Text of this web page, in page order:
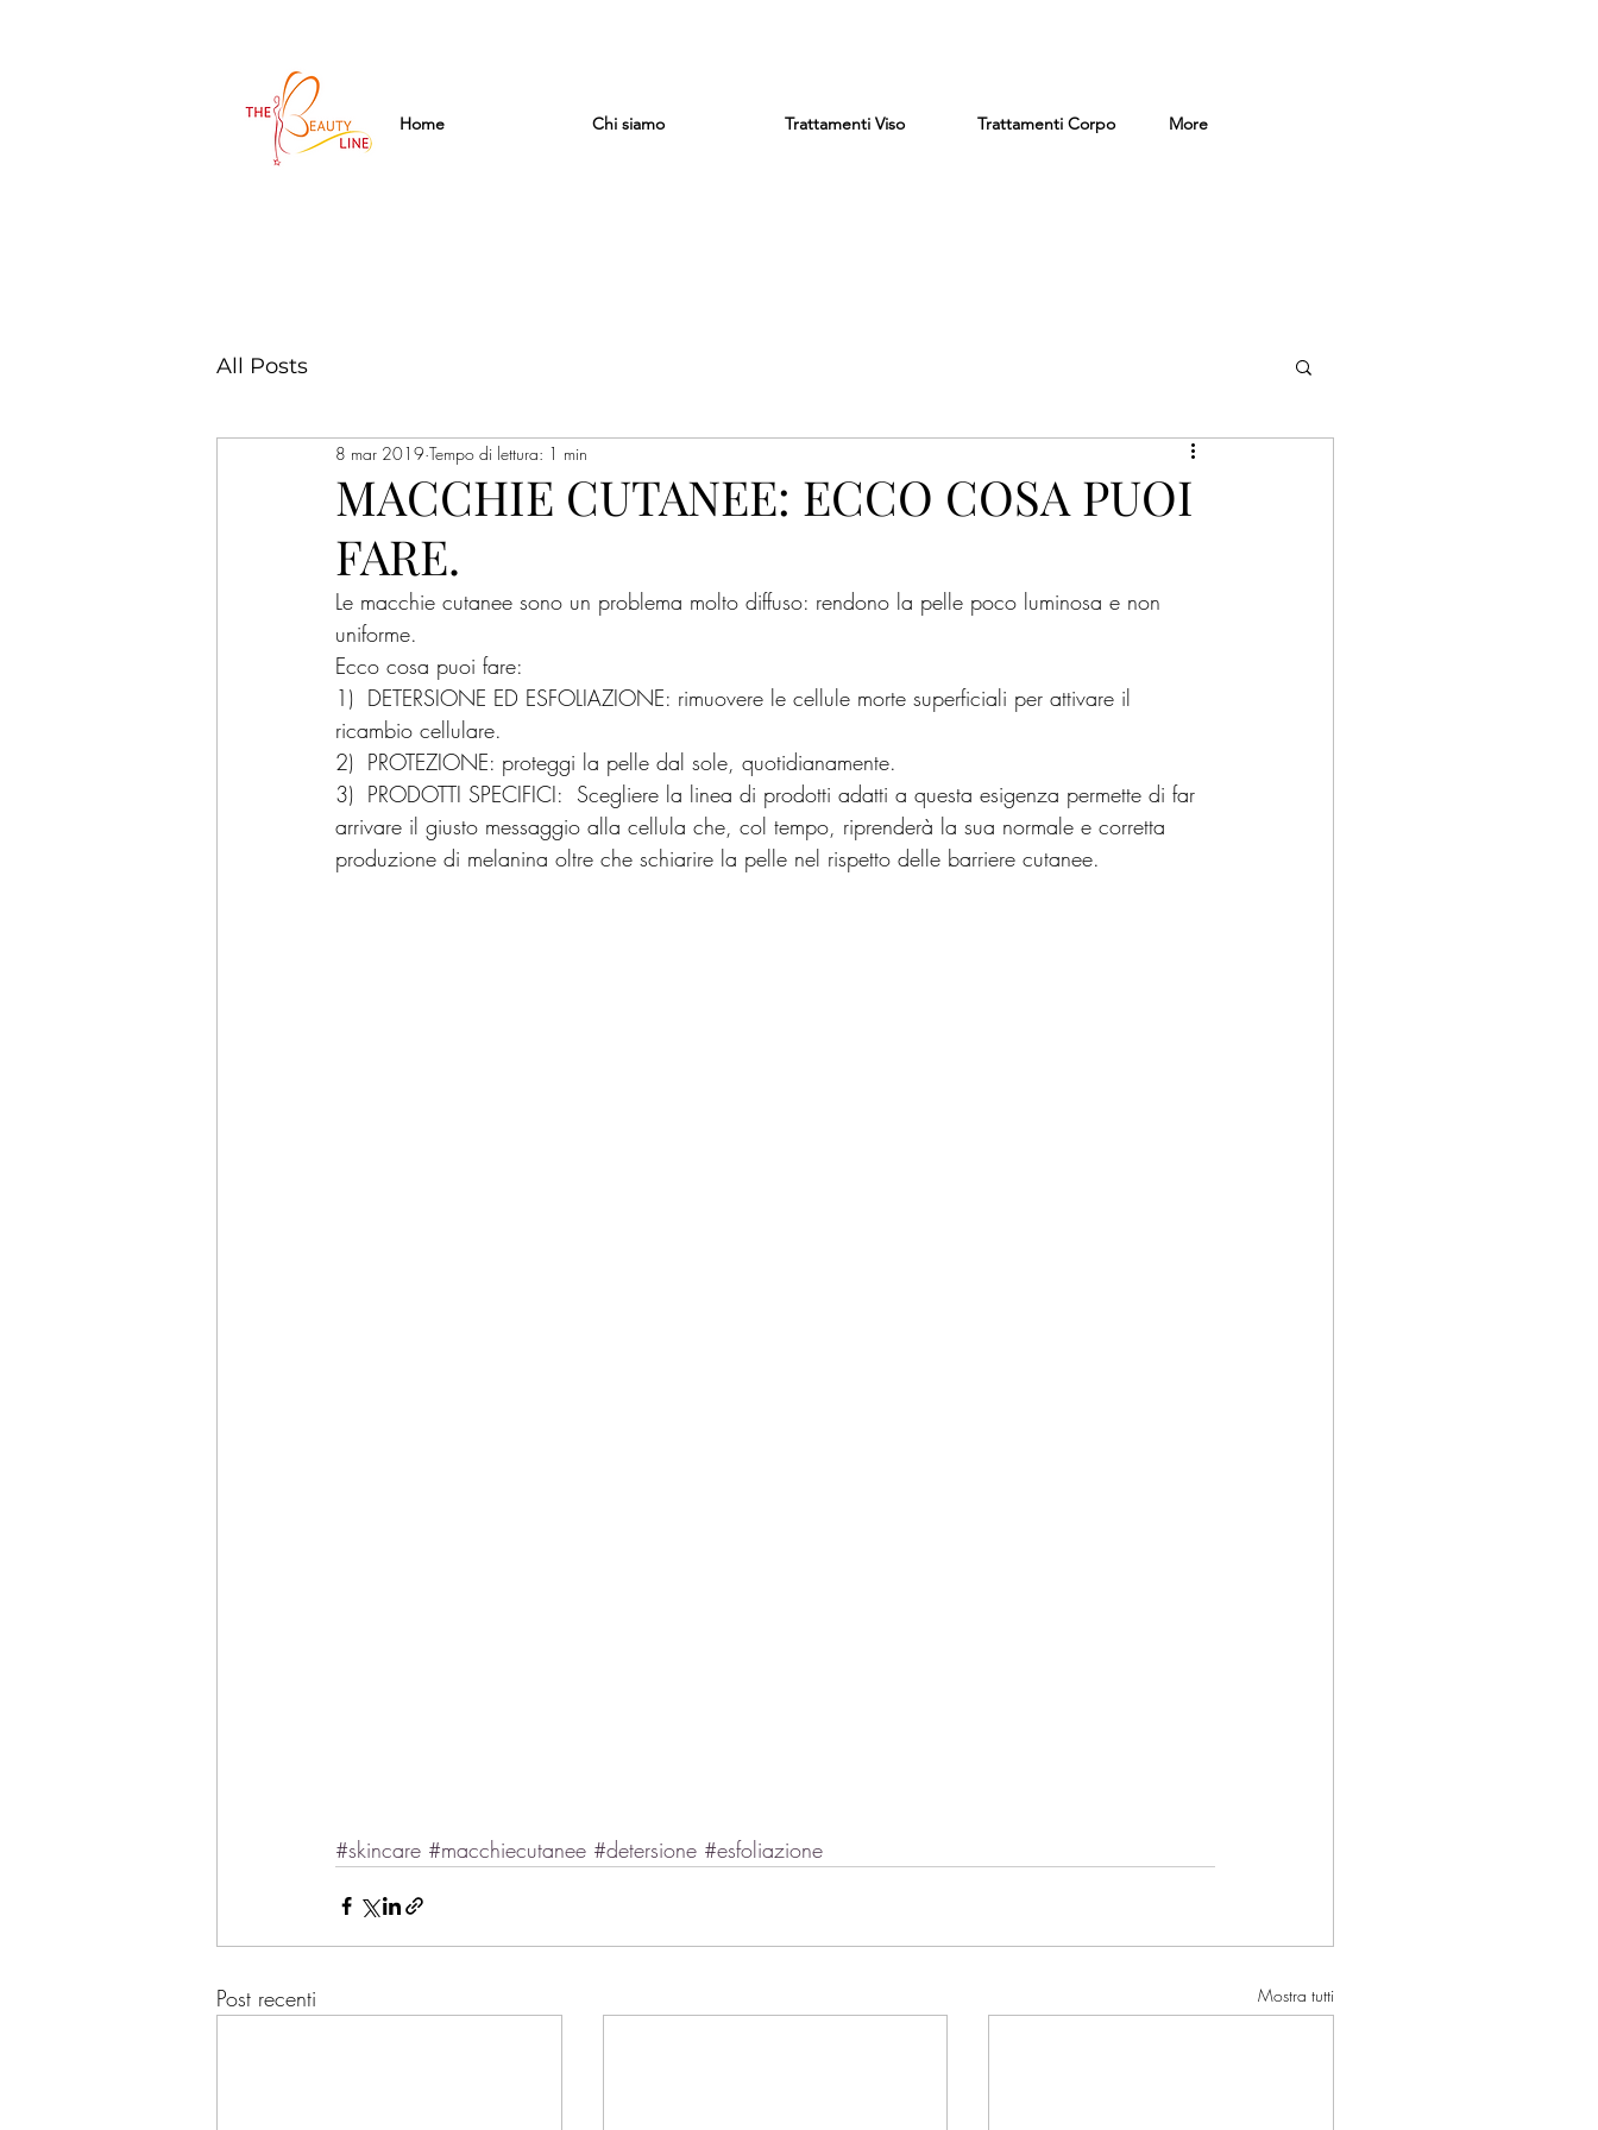
Home Chi siamo Trattamenti Viso Trattamenti Corpo More
All Posts
MACCHIE CUTANEE: ECCO COSA PUOI
FARE.
8 mar 2019 Tempo di lettura: 1 min
Le macchie cutanee sono un problema molto diffuso: rendono la pelle poco luminosa e non
uniforme.
Ecco cosa puoi fare:
1)  DETERSIONE ED ESFOLIAZIONE: rimuovere le cellule morte superficiali per attivare il
ricambio cellulare.
2)  PROTEZIONE: proteggi la pelle dal sole, quotidianamente.
3)  PRODOTTI SPECIFICI:  Scegliere la linea di prodotti adatti a questa esigenza permette di far
arrivare il giusto messaggio alla cellula che, col tempo, riprenderà la sua normale e corretta
produzione di melanina oltre che schiarire la pelle nel rispetto delle barriere cutanee.
#skincare #macchiecutanee #detersione #esfoliazione
Post recenti Mostra tutti